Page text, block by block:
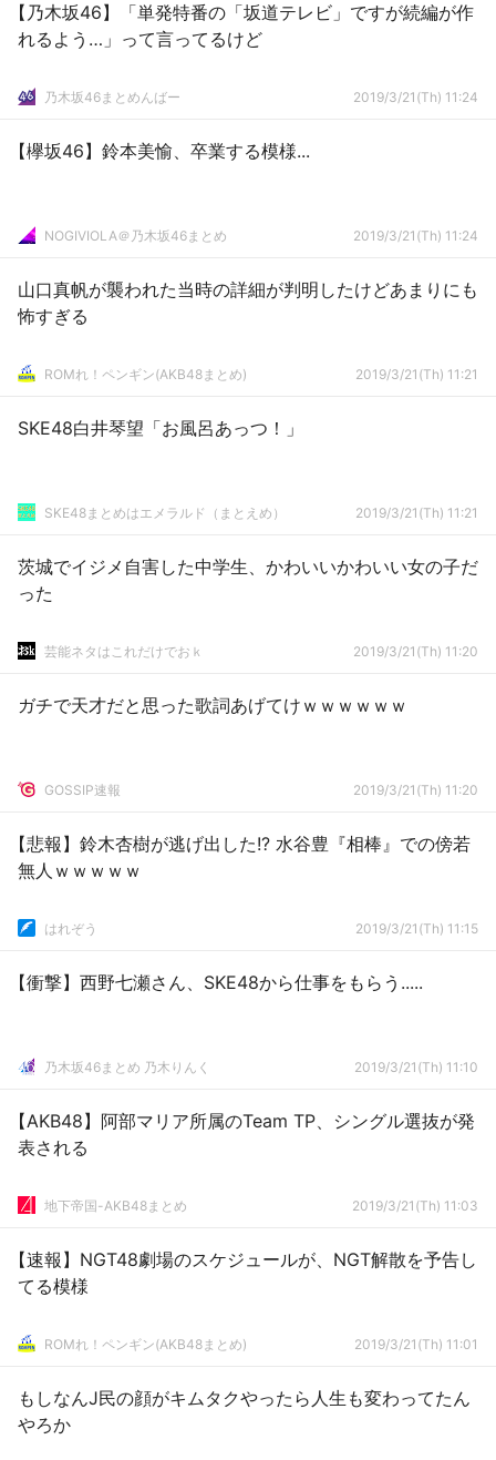
【乃木坂46】「単発特番の「坂道テレビ」ですが続編が作
れるよう…」って言ってるけど
乃木坂46まとめんばー 2019/3/21(Th) 11:24
【欅坂46】鈴本美愉、卒業する模様...
NOGIVIOLA＠乃木坂46まとめ 2019/3/21(Th) 11:24
山口真帆が襲われた当時の詳細が判明したけどあまりにも
怖すぎる
ROMれ！ペンギン(AKB48まとめ) 2019/3/21(Th) 11:21
SKE48白井琴望「お風呂あっつ！」
SKE48まとめはエメラルド（まとえめ） 2019/3/21(Th) 11:21
茨城でイジメ自害した中学生、かわいいかわいい女の子だ
った
芸能ネタはこれだけでおｋ 2019/3/21(Th) 11:20
ガチで天才だと思った歌詞あげてけｗｗｗｗｗｗ
GOSSIP速報 2019/3/21(Th) 11:20
【悲報】鈴木杏樹が逃げ出した!? 水谷豊『相棒』での傍若
無人ｗｗｗｗｗ
はれぞう 2019/3/21(Th) 11:15
【衝撃】西野七瀬さん、SKE48から仕事をもらう.....
乃木坂46まとめ 乃木りんく 2019/3/21(Th) 11:10
【AKB48】阿部マリア所属のTeam TP、シングル選抜が発
表される
地下帝国-AKB48まとめ 2019/3/21(Th) 11:03
【速報】NGT48劇場のスケジュールが、NGT解散を予告し
てる模様
ROMれ！ペンギン(AKB48まとめ) 2019/3/21(Th) 11:01
もしなんJ民の顔がキムタクやったら人生も変わってたん
やろか